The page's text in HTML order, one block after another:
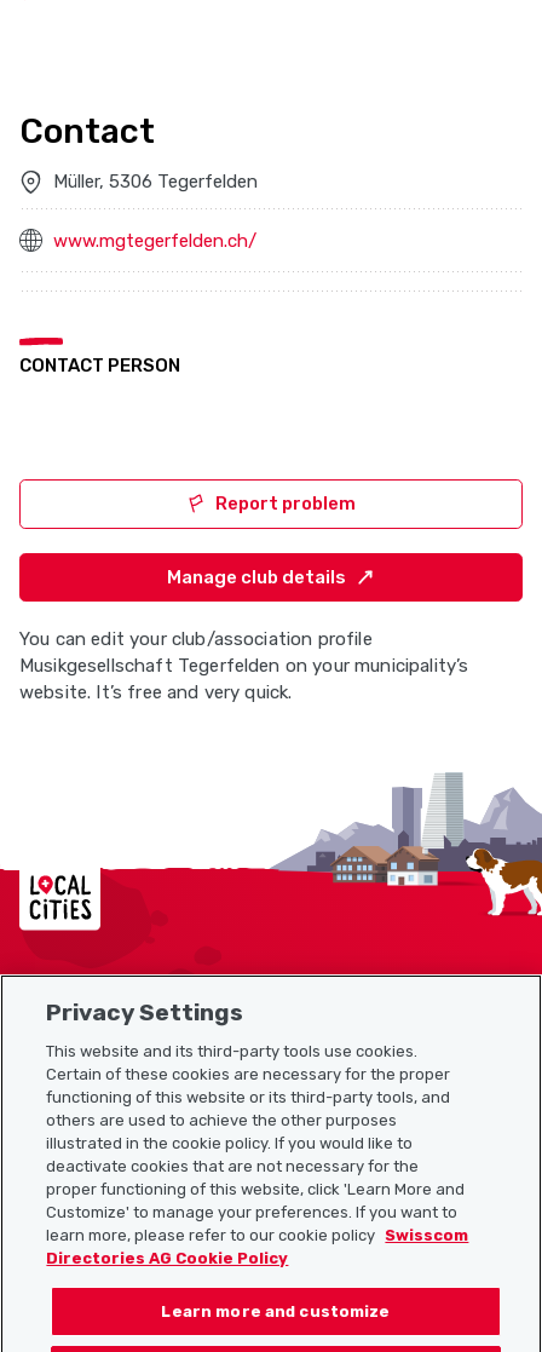
Contact
Müller, 5306 Tegerfelden
www.mgtegerfelden.ch/
CONTACT PERSON
Report problem
Manage club details
You can edit your club/association profile
Musikgesellschaft Tegerfelden on your municipality’s
website. It’s free and very quick.
Localcities
Sitemap
Useful links
Download the Localcities app
Follow us on:
Privacy Settings
This website and its third-party tools use cookies.
Certain of these cookies are necessary for the proper
functioning of this website or its third-party tools, and
others are used to achieve the other purposes
illustrated in the cookie policy. If you would like to
deactivate cookies that are not necessary for the
proper functioning of this website, click 'Learn More and
Customize' to manage your preferences. If you want to
learn more, please refer to our cookie policy Swisscom
Directories AG Cookie Policy
Learn more and customize